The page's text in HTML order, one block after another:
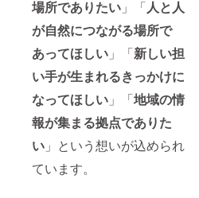
場所でありたい 」「人と人
が自然につながる場所で
あってほしい 」「新しい担
い手が生まれるきっかけに
なってほしい 」「地域の情
報が集まる拠点でありた
い 」という想いが込められ
ています。